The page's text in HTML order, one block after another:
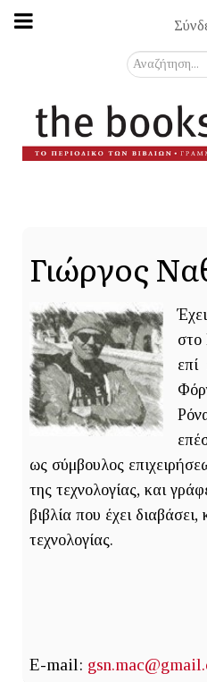
Αναζήτηση...
Γιώργος
στο
επί
ως σύμβουλος
της τεχνολογίας, και
βιβλία που έχει διαβάσει,
τεχνολογίας.
E-mail: